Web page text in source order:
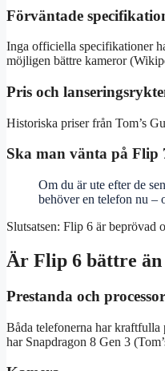
Förväntade
Inga officiella specifikationer
möjligen bättre kameror
Pris och
Historiska priser från Tom’s
Ska man vänta på Flip
Om du är ute efter de
behöver en telefon nu –
Slutsatsen: Flip 6 är
Är Flip 6 bättre än
Prestanda och processor
Båda telefonerna har kraftfulla
har Snapdragon 8 Gen 3